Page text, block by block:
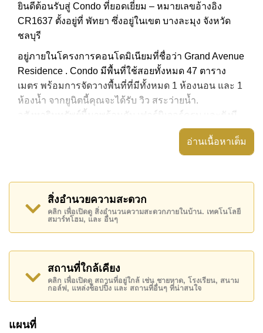
ยินดีต้อนรับสู่ Condo ที่ยอดเยี่ยม – หมายเลขอ้างอิง
CR1637 ตั้งอยู่ที่ พัทยา ซึ่งอยู่ในเขต บางละมุง จังหวัด
ชลบุรี
อยู่ภายในโครงการคอนโดมิเนียมที่ชื่อว่า Grand Avenue
Residence . Condo มีพื้นที่ใช้สอยทั้งหมด 47 ตาราง
เมตร พร้อมการจัดวางพื้นที่ที่มีทั้งหมด 1 ห้องนอน และ 1
ห้องน้ำ จากยูนิตนี้คุณจะได้รับ วิว สระว่ายน้ำ.
อสังหาริมทรัพย์นี้มาพร้อมกับ เฟอร์นิเจอร์ครบ และยังมี
สิ่งอำนวยความสะดวก ได้แก่ อ่างอาบน้ำ/จากุซซี่, เครื่อง
Grand Avenue Residence มีสิ่งอำนวยความสะดวกส่วน
กลาง ได้แก่ สไลเดอร์, ฟิสเนส, ซาวน่าหรือห้องอบไอน้ำ,
รปภ.24ชม.
สถานที่สำคัญใกล้ Grand Avenue Residence ได้แก่: เดิน
ทางไปชายหาดได้ง่าย, ไกล้เคียงรถประจำทาง , อาร์ท อิน
พาราไดซ์, พัทยาปาร์ค , เอเชีย 9 หลุม กอล์ฟ , โรง
พยาบาลเมืองพัทยา, โรงพยาบาลพัทยาอินเตอร์เนชั่นแนล
อสังหาริมทรัพย์นี้เปิดให้เช่าระยะยาวในราคา ฿ 27,000
บาทต่อเดือน
อ่านเนื้อหาเต็ม
สิ่งอำนวยความสะดวก
คลิก เพื่อเปิดดู สิ่งอำนวนความสะดวกภายในบ้าน. เทคโนโลยี
สมาร์ทโฮม, และ อื่นๆ
สถานที่ใกล้เคียง
คลิก เพื่อเปิดดู สถานที่อยู่ใกล้ เช่น ชายหาด, โรงเรียน, สนาม
กอล์ฟ, แหล่งช็อปปิ้ง และ สถานที่อื่นๆ ที่น่าสนใจ
แผนที่